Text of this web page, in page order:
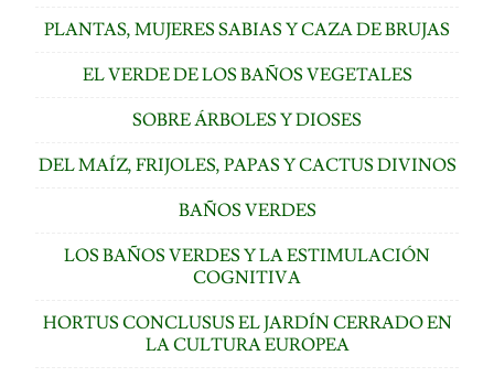
PLANTAS, MUJERES SABIAS Y CAZA DE BRUJAS
EL VERDE DE LOS BAÑOS VEGETALES
SOBRE ÁRBOLES Y DIOSES
DEL MAÍZ, FRIJOLES, PAPAS Y CACTUS DIVINOS
BAÑOS VERDES
LOS BAÑOS VERDES Y LA ESTIMULACIÓN
COGNITIVA
HORTUS CONCLUSUS EL JARDÍN CERRADO EN
LA CULTURA EUROPEA